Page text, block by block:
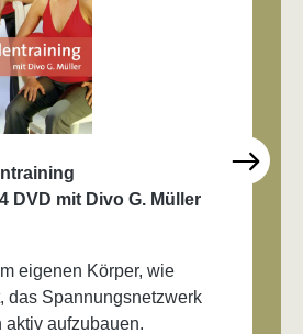
DVD mit Divo G. Müller
eigenen Körper, wie
das Spannungsnetzwerk
aktiv aufzubauen.